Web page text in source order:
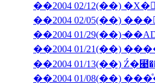
��2004 02/12(��)
��2004 01/29(��)
��2004 01/13(��)
��2004 01/08(��)